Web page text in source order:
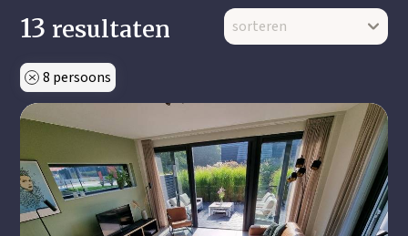
resultaten
8 persoons